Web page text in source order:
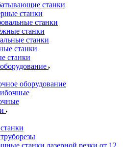
станки
станки
станки
станки
станки
станки
станки
оборудование
станки лазерной резки от 12